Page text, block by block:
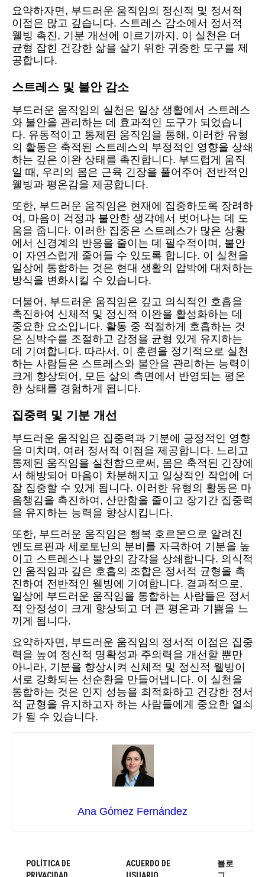
요약하자면, 부드러운 움직임의 정신적 및 정서적
이점은 많고 깊습니다. 스트레스 감소에서 정서적
웰빙 촉진, 기분 개선에 이르기까지, 이 실천은 더
균형 잡힌 건강한 삶을 살기 위한 귀중한 도구를 제
공합니다.
스트레스 및 불안 감소
부드러운 움직임의 실천은 일상 생활에서 스트레스
와 불안을 관리하는 데 효과적인 도구가 되었습니
다. 유동적이고 통제된 움직임을 통해, 이러한 유형
의 활동은 축적된 스트레스의 부정적인 영향을 상쇄
하는 깊은 이완 상태를 촉진합니다. 부드럽게 움직
일 때, 우리의 몸은 근육 긴장을 풀어주어 전반적인
웰빙과 평온감을 제공합니다.
또한, 부드러운 움직임은 현재에 집중하도록 장려하
여, 마음이 걱정과 불안한 생각에서 벗어나는 데 도
움을 줍니다. 이러한 집중은 스트레스가 많은 상황
에서 신경계의 반응을 줄이는 데 필수적이며, 불안
이 자연스럽게 줄어들 수 있도록 합니다. 이 실천을
일상에 통합하는 것은 현대 생활의 압박에 대처하는
방식을 변화시킬 수 있습니다.
더불어, 부드러운 움직임은 깊고 의식적인 호흡을
촉진하여 신체적 및 정신적 이완을 활성화하는 데
중요한 요소입니다. 활동 중 적절하게 호흡하는 것
은 심박수를 조절하고 감정을 균형 있게 유지하는
데 기여합니다. 따라서, 이 훈련을 정기적으로 실천
하는 사람들은 스트레스와 불안을 관리하는 능력이
크게 향상되어, 모든 삶의 측면에서 반영되는 평온
한 상태를 경험하게 됩니다.
집중력 및 기분 개선
부드러운 움직임은 집중력과 기분에 긍정적인 영향
을 미치며, 여러 정서적 이점을 제공합니다. 느리고
통제된 움직임을 실천함으로써, 몸은 축적된 긴장에
서 해방되어 마음이 차분해지고 일상적인 작업에 더
잘 집중할 수 있게 됩니다. 이러한 유형의 활동은 마
음챙김을 촉진하여, 산만함을 줄이고 장기간 집중력
을 유지하는 능력을 향상시킵니다.
또한, 부드러운 움직임은 행복 호르몬으로 알려진
엔도르핀과 세로토닌의 분비를 자극하여 기분을 높
이고 스트레스나 불안의 감각을 상쇄합니다. 의식적
인 움직임과 깊은 호흡의 조합은 정서적 균형을 촉
진하여 전반적인 웰빙에 기여합니다. 결과적으로,
일상에 부드러운 움직임을 통합하는 사람들은 정서
적 안정성이 크게 향상되고 더 큰 평온과 기쁨을 느
끼게 됩니다.
요약하자면, 부드러운 움직임의 정서적 이점은 집중
력을 높여 정신적 명확성과 주의력을 개선할 뿐만
아니라, 기분을 향상시켜 신체적 및 정신적 웰빙이
서로 강화되는 선순환을 만들어냅니다. 이 실천을
통합하는 것은 인지 성능을 최적화하고 건강한 정서
적 균형을 유지하고자 하는 사람들에게 중요한 열쇠
가 될 수 있습니다.
Ana Gómez Fernández
POLÍTICA DE
ACUERDO DE
블로